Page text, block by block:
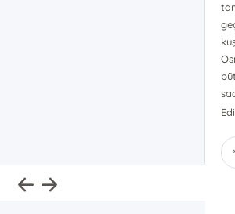
Edi